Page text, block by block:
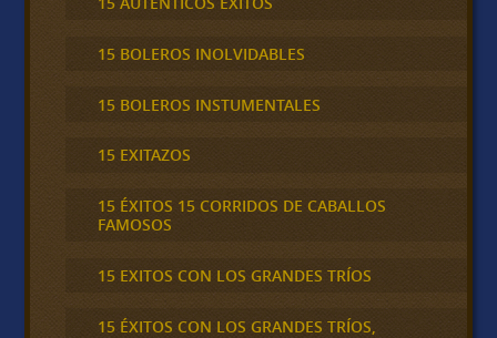
15 BOLEROS INOLVIDABLES
15 BOLEROS INSTUMENTALES
15 EXITAZOS
15 ÉXITOS 15 CORRIDOS DE CABALLOS
FAMOSOS
15 EXITOS CON LOS GRANDES TRÍOS
15 ÉXITOS CON LOS GRANDES TRÍOS,